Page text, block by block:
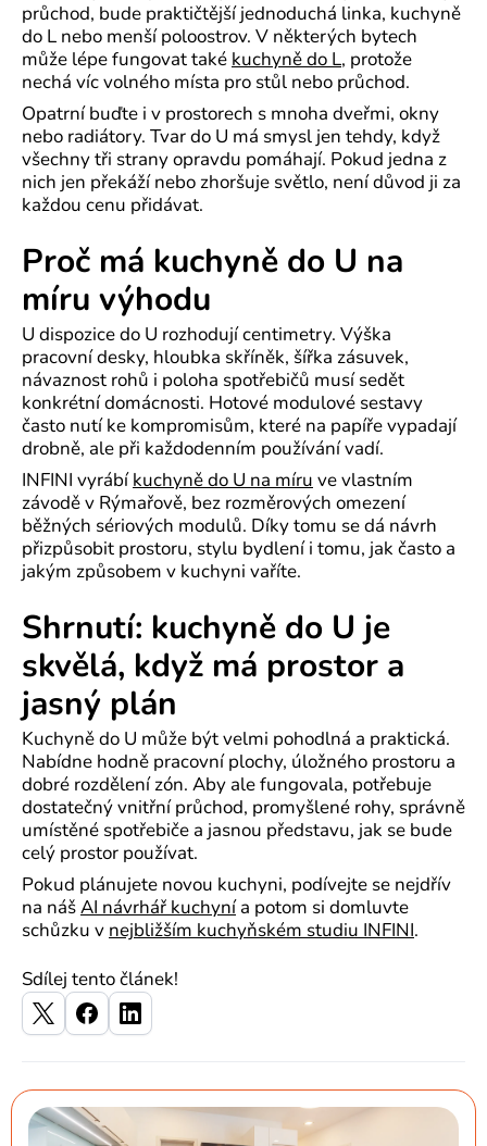
průchod, bude praktičtější jednoduchá linka, kuchyně
do L nebo menší poloostrov. V některých bytech
může lépe fungovat také kuchyně do L, protože
nechá víc volného místa pro stůl nebo průchod.
Opatrní buďte i v prostorech s mnoha dveřmi, okny
nebo radiátory. Tvar do U má smysl jen tehdy, když
všechny tři strany opravdu pomáhají. Pokud jedna z
nich jen překáží nebo zhoršuje světlo, není důvod ji za
každou cenu přidávat.
Proč má kuchyně do U na
míru výhodu
U dispozice do U rozhodují centimetry. Výška
pracovní desky, hloubka skříněk, šířka zásuvek,
návaznost rohů i poloha spotřebičů musí sedět
konkrétní domácnosti. Hotové modulové sestavy
často nutí ke kompromisům, které na papíře vypadají
drobně, ale při každodenním používání vadí.
INFINI vyrábíkuchyně do U na míru ve vlastním
závodě v Rýmařově, bez rozměrových omezení
běžných sériových modulů. Díky tomu se dá návrh
přizpůsobit prostoru, stylu bydlení i tomu, jak často a
jakým způsobem v kuchyni vaříte.
Shrnutí: kuchyně do U je
skvělá, když má prostor a
jasný plán
Kuchyně do U může být velmi pohodlná a praktická.
Nabídne hodně pracovní plochy, úložného prostoru a
dobré rozdělení zón. Aby ale fungovala, potřebuje
dostatečný vnitřní průchod, promyšlené rohy, správně
umístěné spotřebiče a jasnou představu, jak se bude
celý prostor používat.
Pokud plánujete novou kuchyni, podívejte se nejdřív
na nášAI návrhář kuchynía potom si domluvte
schůzku v nejbližším kuchyňském studiu INFINI.
Sdílej tento článek!